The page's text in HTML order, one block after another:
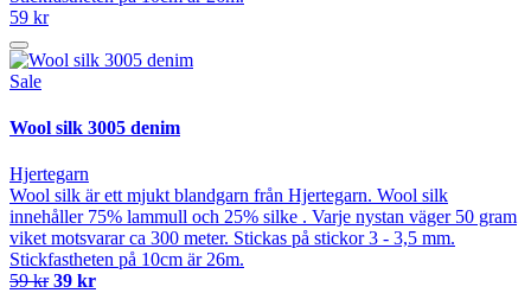
59 kr
Sale
Wool silk 3005 denim
Hjertegarn
Wool silk är ett mjukt blandgarn från Hjertegarn. Wool silk
innehåller 75% lammull och 25% silke . Varje nystan väger 50 gram
viket motsvarar ca 300 meter. Stickas på stickor 3 - 3,5 mm.
Stickfastheten på 10cm är 26m.
59 kr 39 kr